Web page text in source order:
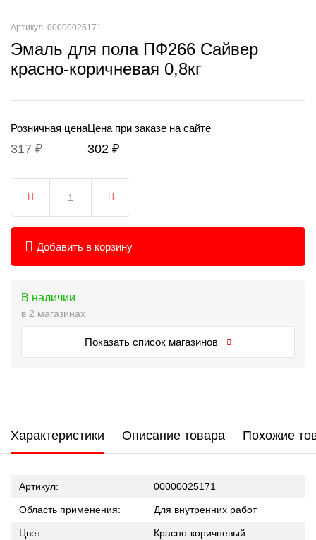
Артикул: 00000025171
Эмаль для пола ПФ266 Сайвер
красно-коричневая 0,8кг
Розничная цена
317 ₽
Цена при заказе на сайте
302 ₽
Добавить в корзину
В наличии
в 2 магазинах
Показать список магазинов
Характеристики Описание товара Похожие
Артикул: 00000025171
Область применения: Для внутренних работ
Цвет: Красно-коричневый